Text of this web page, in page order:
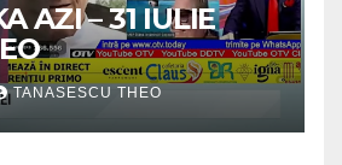
AZI – 31 IULIE
TANASESCU THEO